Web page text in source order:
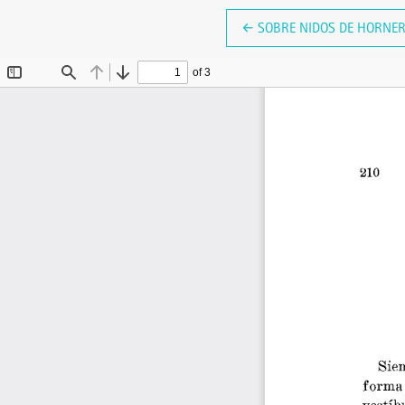
← VOLVER A LOS DETALLES
SOBRE NIDOS DE